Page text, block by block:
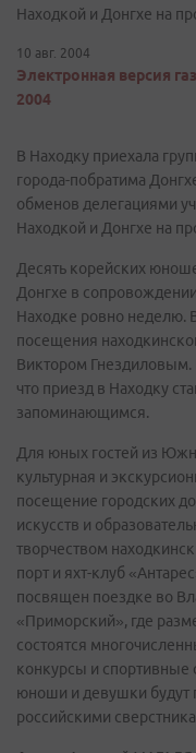
Находкой и Донгхе на
10 авг. 2004
Электронная версия
2004
В Находку приехала
города-побратима
обменов делегациями
Находкой и Донгхе на
Десять корейских
Донгхе в
Находке ровно неделю.
посещения
Виктором Гнездиловым.
что приезд в Находку
запоминающимся.
Для юных гостей из
культурная и
посещение городских
искусств и
творчеством
порт и яхт-клуб
посвящен поездке во
«Приморский», где
состоятся
конкурсы и спортивные
юноши и девушки будут
российскими